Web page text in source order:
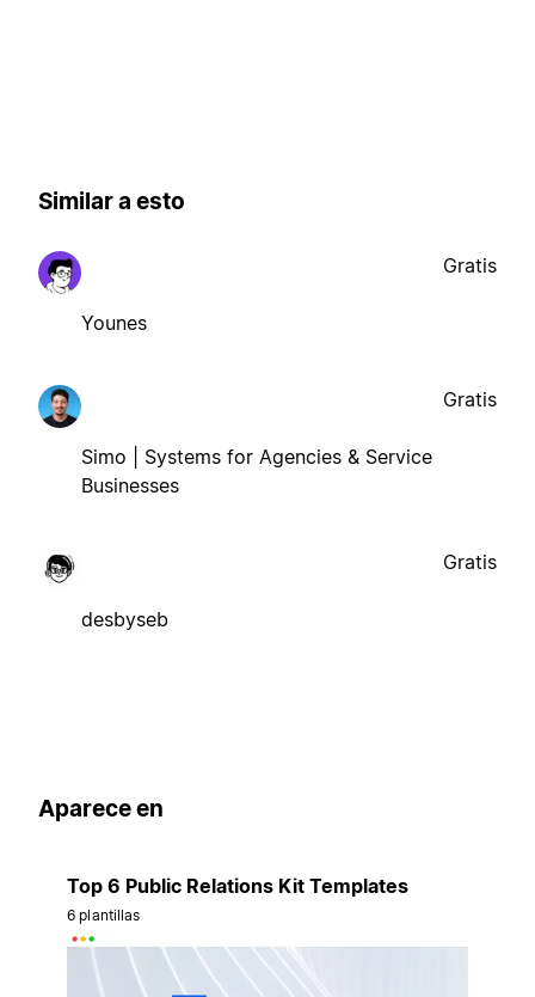
Similar a esto
Younes
Gratis
Simo | Systems for Agencies & Service
Businesses
Gratis
desbyseb
Gratis
Aparece en
Top 6 Public Relations Kit Templates
6 plantillas